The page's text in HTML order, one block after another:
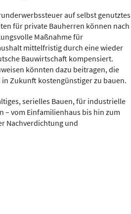
auf selbst genutztes
für private Bauherren können nach
Maßnahme für
mittelfristig durch eine wieder
Bauwirtschaft kompensiert.
könnten dazu beitragen, die
Zukunft kostengünstiger zu bauen.
serielles Bauen, für industrielle
– vom Einfamilienhaus bis hin zum
Nachverdichtung und